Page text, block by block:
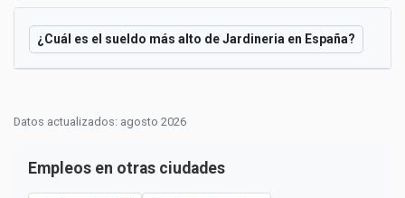
¿Cuál es el sueldo más alto de Jardineria en España?
Datos actualizados: agosto 2026
Empleos en otras ciudades